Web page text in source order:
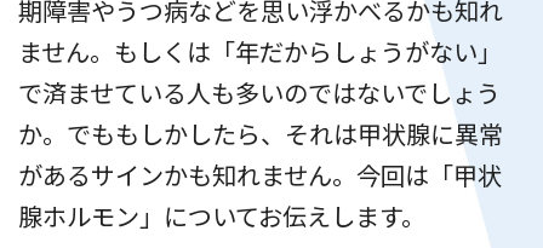
期障害やうつ病などを思い浮かべるかも知れ
ません。もしくは「年だからしょうがない」
で済ませている人も多いのではないでしょう
か。でももしかしたら、それは甲状腺に異常
があるサインかも知れません。今回は「甲状
腺ホルモン」についてお伝えします。